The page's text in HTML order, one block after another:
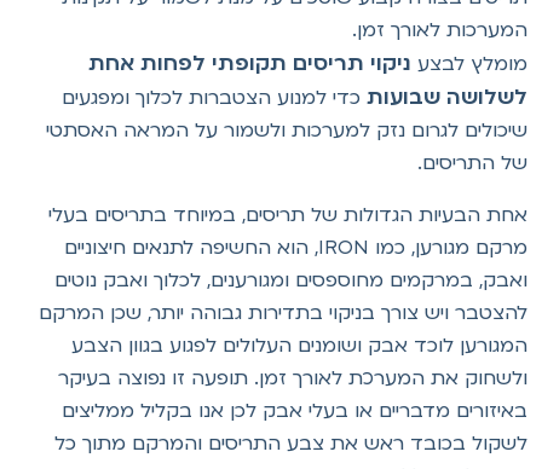
לאורך זמן.
לבצעניקוי תריסים תקופתי לפחות אחת
שבועותכדי למנוע הצטברות לכלוך ומפגעים
לגרום נזק למערכות ולשמור על המראה האסתטי
התריסים.
הבעיות הגדולות של תריסים, במיוחד בתריסים בעלי
מרקם מגורען, כמו IRON, הוא החשיפה לתנאים חיצוניים
במרקמים מחוספסים ומגורענים, לכלוך ואבק נוטים
ויש צורך בניקוי בתדירות גבוהה יותר, שכן המרקם
לוכד אבק ושומנים העלולים לפגוע בגוון הצבע
את המערכת לאורך זמן. תופעה זו נפוצה בעיקר
מדבריים או בעלי אבק לכן אנו בקליל ממליצים
בכובד ראש את צבע התריסים והמרקם מתוך כל